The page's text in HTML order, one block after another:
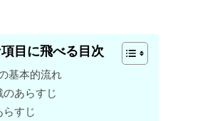
目に飛べる目次
基本的流れ
あらすじ
らすじ